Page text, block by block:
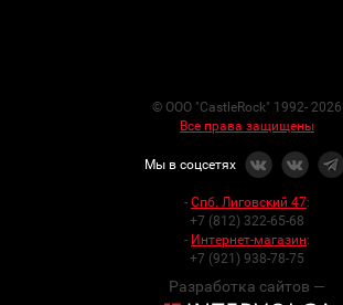
© ООО "CastleRock" 1992- 2026
Все права защищены
Мы в соцсетях
- Спб. Лиговский 47:
+7 (812) 322-65-68
- Интернет-магазин:
+7 (921) 938-78-75
Разработка сайтов —